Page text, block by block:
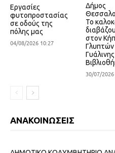
Εργασίες
φυτοπροστασίας
σε οδούς της
πόλης μας
04/08/2026 10:27
Δήμος
Το
στον
Γλυπτών
Γυάλινης
30/07/
ΑΝΑΚΟΙΝΩΣΕΙΣ